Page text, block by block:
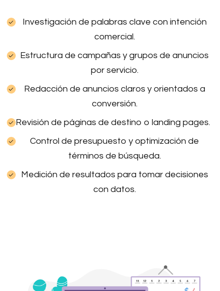
Investigación de palabras clave con intención
comercial.
Estructura de campañas y grupos de anuncios
por servicio.
Redacción de anuncios claros y orientados a
conversión.
Revisión de páginas de destino o landing pages.
Control de presupuesto y optimización de
términos de búsqueda.
Medición de resultados para tomar decisiones
con datos.